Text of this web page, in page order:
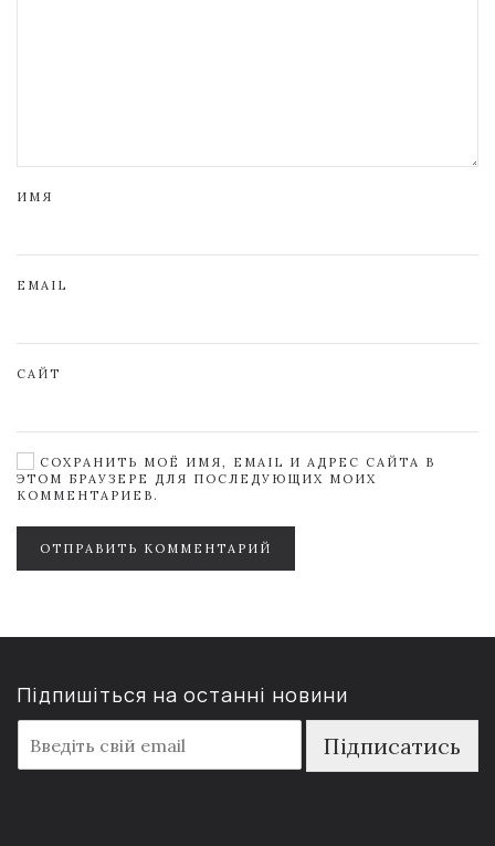
ИМЯ
EMAIL
САЙТ
СОХРАНИТЬ МОЁ ИМЯ, EMAIL И АДРЕС САЙТА В
ЭТОМ БРАУЗЕРЕ ДЛЯ ПОСЛЕДУЮЩИХ МОИХ
КОММЕНТАРИЕВ.
ОТПРАВИТЬ КОММЕНТАРИЙ
Підпишіться на останні новини
m
a
Підписатись